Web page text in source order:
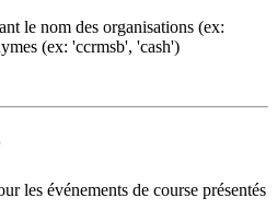
le nom des organisations (ex:
(ex: 'ccrmsb', 'cash')
les événements de course présentés